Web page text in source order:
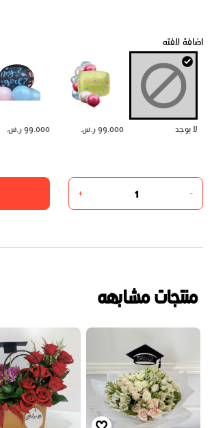
اضافة لافته
لا يوجد 99.000 ر.س. 99.000 ر.س.
-
+
منتجات مشابهه